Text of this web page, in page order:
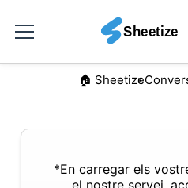
🏠︎ Sheetize
*En carregar els
el nostre servei,